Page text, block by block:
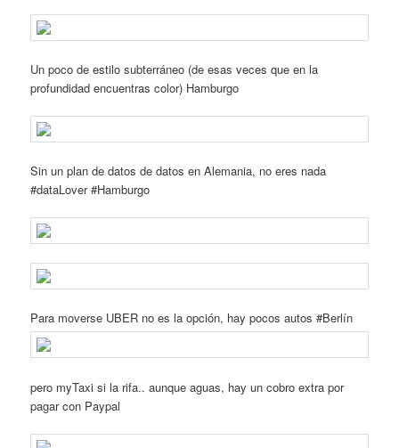
Un poco de estilo subterráneo (de esas veces que en la
profundidad encuentras color) Hamburgo
Sin un plan de datos de datos en Alemania, no eres nada
#dataLover #Hamburgo
Para moverse UBER no es la opción, hay pocos autos #Berlín
pero myTaxi si la rifa.. aunque aguas, hay un cobro extra por
pagar con Paypal